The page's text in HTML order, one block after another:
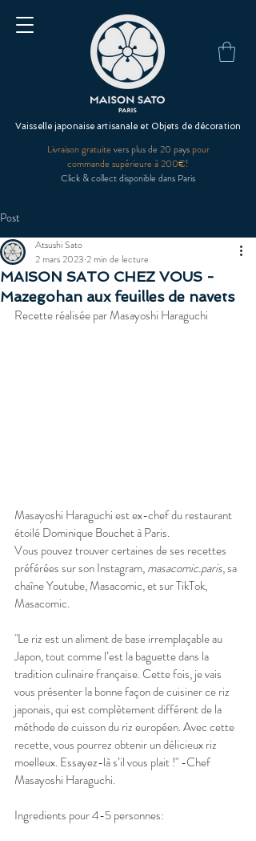
Vaisselle japonaise artisanale et Objets de décoration
Livraison gratuite vers plus de 20 payspour
commande supérieure à 200€!
Click & collect disponible dans Paris
Post
MAISON SATO CHEZ VOUS -
Mazegohan aux feuilles de navets
Atsushi Sato
2 mars 2023 2 min de lecture
Recette réalisée par Masayoshi Haraguchi
Masayoshi Haraguchi est ex-chef du restaurant
étoilé Dominique Bouchet à Paris.
Vous pouvez trouver certaines de ses recettes
préférées sur son Instagram, masacomic.paris, sa
chaîne Youtube, Masacomic, et sur TikTok,
Masacomic.
"Le riz est un aliment de base irremplaçable au
Japon, tout comme l’est la baguette dans la
tradition culinaire française. Cette fois, je vais
vous présenter la bonne façon de cuisiner ce riz
japonais, qui est complètement différent de la
méthode de cuisson du riz européen. Avec cette
recette, vous pourrez obtenir un délicieux riz
moelleux. Essayez-là s’il vous plait !" -Chef
Masayoshi Haraguchi.
Ingredients pour 4-5 personnes: